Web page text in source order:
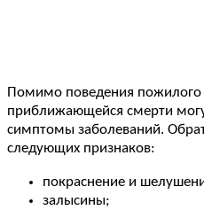
Помимо поведения
приближающейся смерти
симптомы заболеваний.
следующих признаков:
покраснение и
залысины;